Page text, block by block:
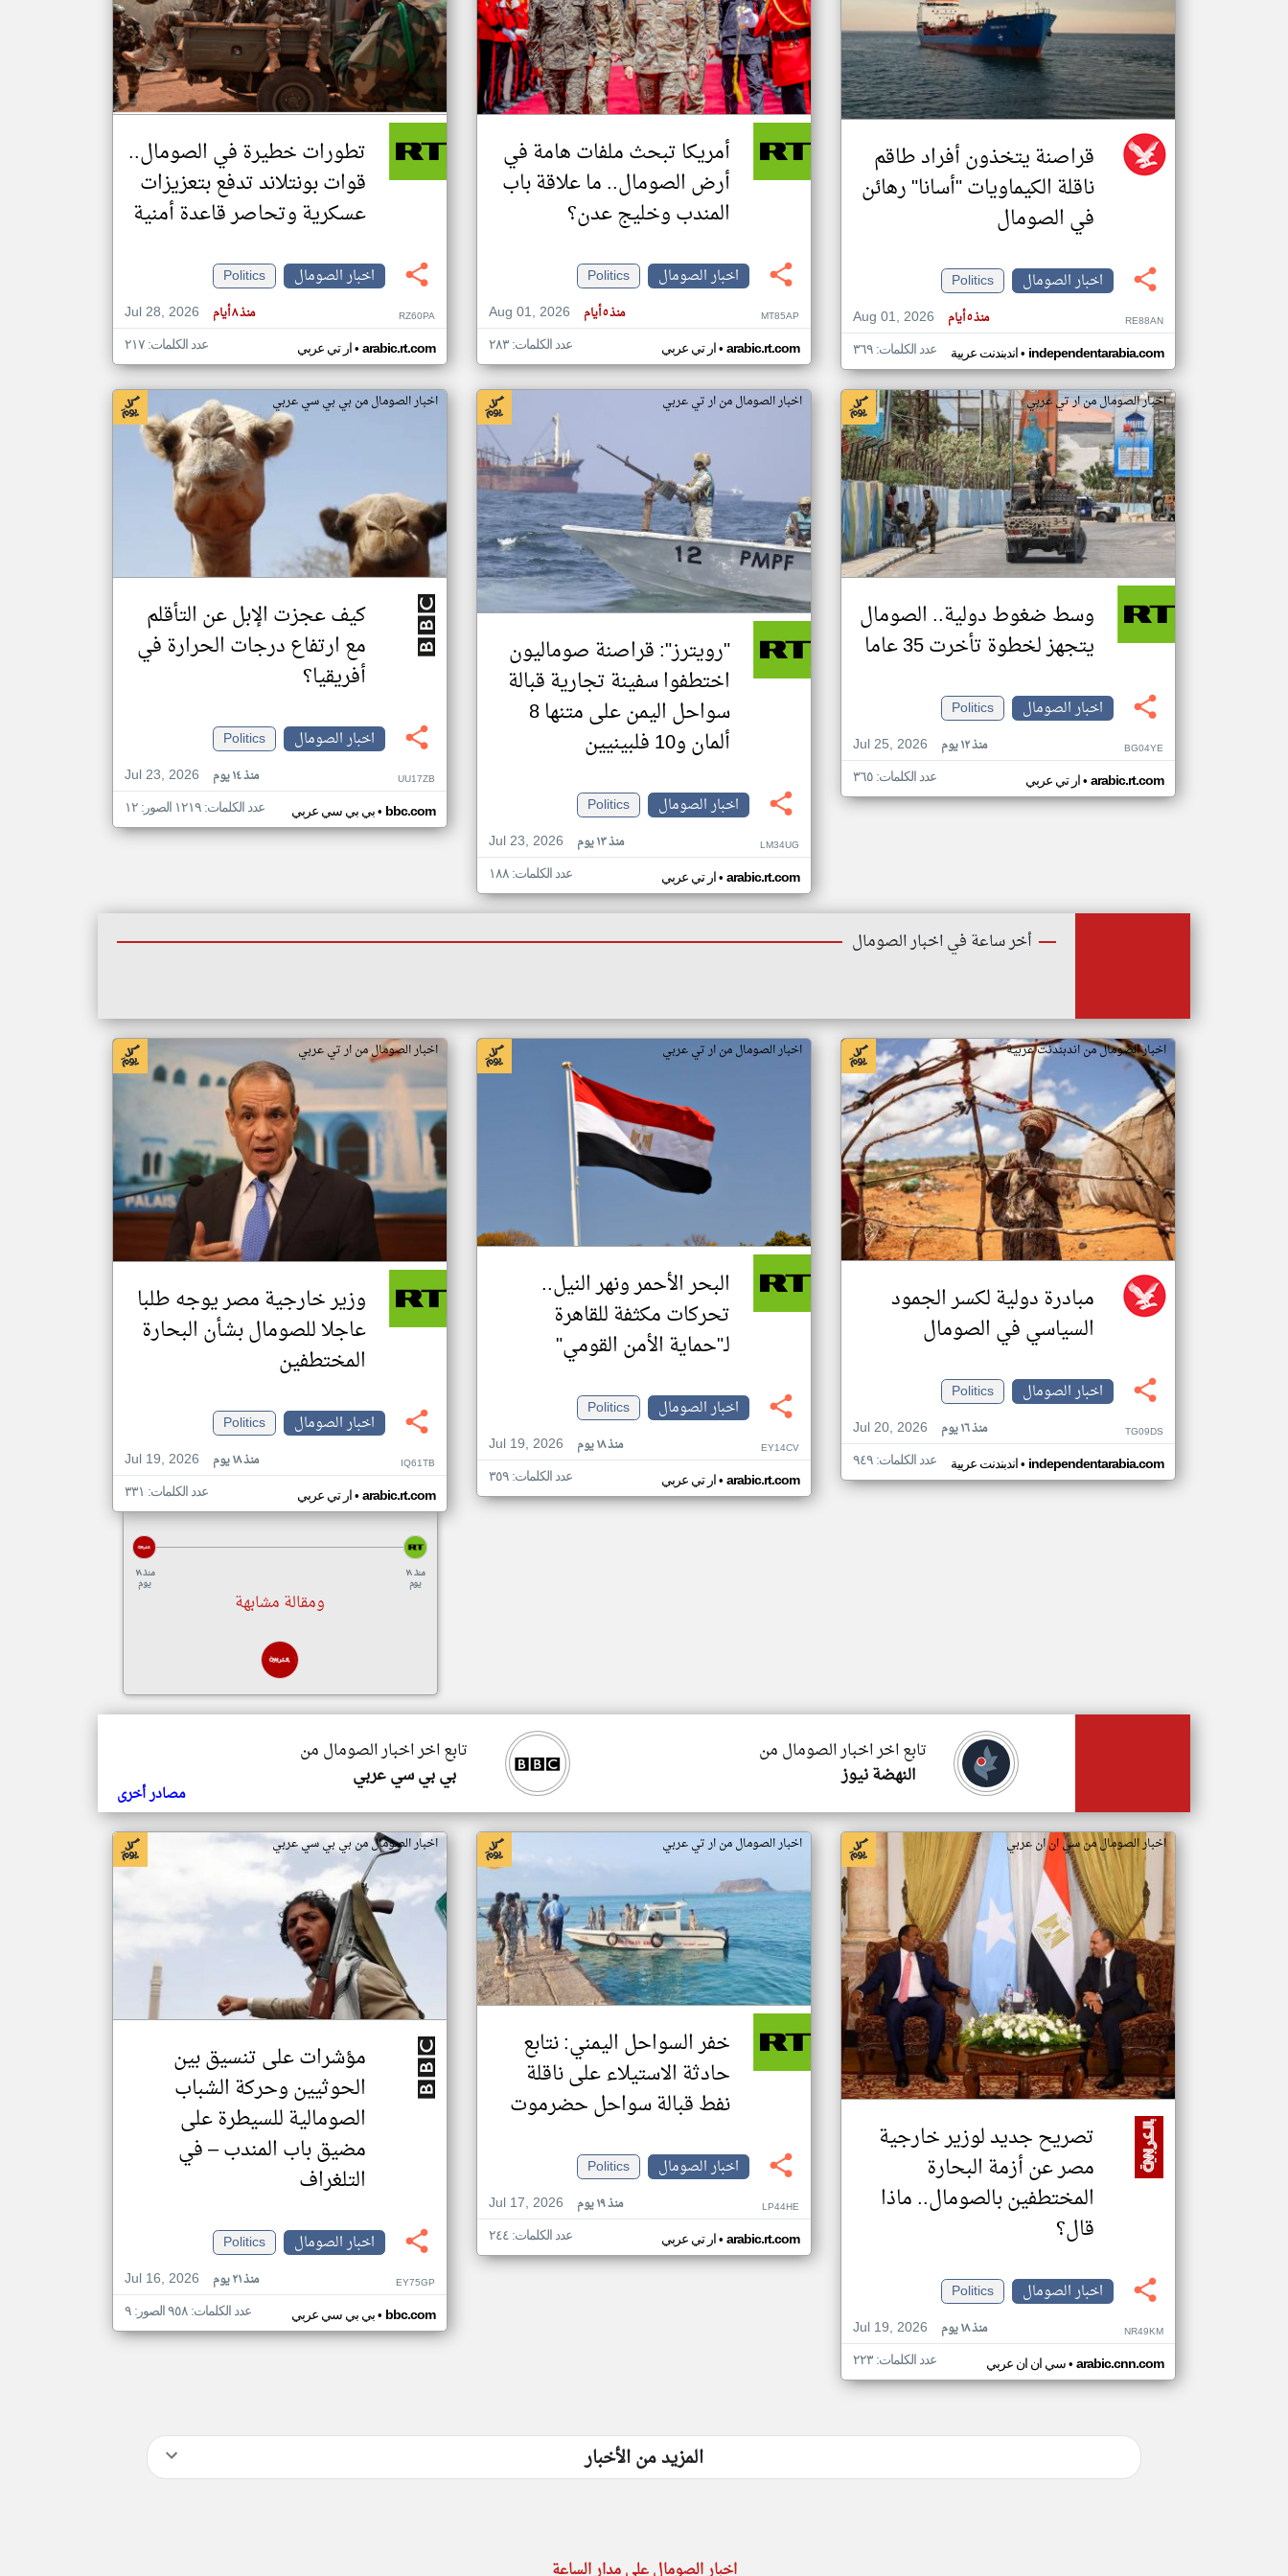
تغيير الدولة
مصادر الأخبار من الصومال
اخبار الصومال على مدار الساعة
أهم اخبار الصومال العاجلة والمباشرة
قراصنة يتخذون أفراد طاقم
ناقلة الكيماويات "أسانا" رهائن
في الصومال
اخبار الصومال
Politics
Aug 01, 2026
منذ ٥ أيام RE88AN
اندبندنت عربية• independentarabia.com عدد الكلمات: ٣٦٩
أمريكا تبحث ملفات هامة في
أرض الصومال.. ما علاقة باب
المندب وخليج عدن؟
اخبار الصومال
Politics
Aug 01, 2026
منذ ٥ أيام MT85AP
ار تي عربي• arabic.rt.com عدد الكلمات: ٢٨٣
تطورات خطيرة في الصومال..
قوات بونتلاند تدفع بتعزيزات
عسكرية وتحاصر قاعدة أمنية
اخبار الصومال
Politics
Jul 28, 2026
منذ ٨ أيام RZ60PA
ار تي عربي• arabic.rt.com عدد الكلمات: ٢١٧
اخبار الصومال من ار تي عربي
وسط ضغوط دولية.. الصومال
يتجهز لخطوة تأخرت 35 عاما
اخبار الصومال
Politics
Jul 25, 2026
منذ ١٢ يوم BG04YE
ار تي عربي• arabic.rt.com عدد الكلمات: ٣٦٥
اخبار الصومال من ار تي عربي
"رويترز": قراصنة صوماليون
اختطفوا سفينة تجارية قبالة
سواحل اليمن على متنها 8
ألمان و10 فلبينيين
اخبار الصومال
Politics
Jul 23, 2026
منذ ١٣ يوم LM34UG
ار تي عربي• arabic.rt.com عدد الكلمات: ١٨٨
اخبار الصومال من بي بي سي عربي
كيف عجزت الإبل عن التأقلم
مع ارتفاع درجات الحرارة في
أفريقيا؟
اخبار الصومال
Politics
Jul 23, 2026
منذ ١٤ يوم UU17ZB
بي بي سي عربي• bbc.com عدد الكلمات: ١٢١٩ الصور: ١٢
أخر ساعة في اخبار الصومال
اخبار الصومال من اندبندنت عربية
مبادرة دولية لكسر الجمود
السياسي في الصومال
اخبار الصومال
Politics
Jul 20, 2026
منذ ١٦ يوم TG09DS
اندبندنت عربية• independentarabia.com عدد الكلمات: ٩٤٩
اخبار الصومال من ار تي عربي
البحر الأحمر ونهر النيل..
تحركات مكثفة للقاهرة
لـ"حماية الأمن القومي"
اخبار الصومال
Politics
Jul 19, 2026
منذ ١٨ يوم EY14CV
ار تي عربي• arabic.rt.com عدد الكلمات: ٣٥٩
اخبار الصومال من ار تي عربي
وزير خارجية مصر يوجه طلبا
عاجلا للصومال بشأن البحارة
المختطفين
اخبار الصومال
Politics
Jul 19, 2026
منذ ١٨ يوم IQ61TB
ار تي عربي• arabic.rt.com عدد الكلمات: ٣٣١
منذ ١٨
يوم
منذ ١٨
يوم
ومقالة مشابهة
تابع اخر اخبار الصومال من
بي بي سي عربي
تابع اخر اخبار الصومال من
النهضة نيوز
مصادر أخرى
اخبار الصومال من سي ان ان عربي
تصريح جديد لوزير خارجية
مصر عن أزمة البحارة
المختطفين بالصومال.. ماذا
قال؟
اخبار الصومال
Politics
Jul 19, 2026
منذ ١٨ يوم NR49KM
سي ان ان عربي• arabic.cnn.com عدد الكلمات: ٢٢٣
اخبار الصومال من ار تي عربي
خفر السواحل اليمني: نتابع
حادثة الاستيلاء على ناقلة
نفط قبالة سواحل حضرموت
اخبار الصومال
Politics
Jul 17, 2026
منذ ١٩ يوم LP44HE
ار تي عربي• arabic.rt.com عدد الكلمات: ٢٤٤
اخبار الصومال من بي بي سي عربي
مؤشرات على تنسيق بين
الحوثيين وحركة الشباب
الصومالية للسيطرة على
مضيق باب المندب – في
التلغراف
اخبار الصومال
Politics
Jul 16, 2026
منذ ٢١ يوم EY75GP
بي بي سي عربي• bbc.com عدد الكلمات: ٩٥٨ الصور: ٩
المزيد من الأخبار
klyoum.com